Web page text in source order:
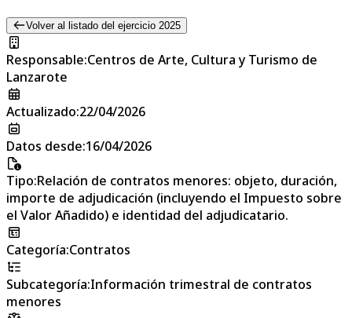
Volver al listado del ejercicio 2025
Responsable:Centros de Arte, Cultura y Turismo de
Lanzarote
Actualizado:22/04/2026
Datos desde:16/04/2026
Tipo:Relación de contratos menores: objeto, duración,
importe de adjudicación (incluyendo el Impuesto sobre
el Valor Añadido) e identidad del adjudicatario.
Categoría:Contratos
Subcategoría:Información trimestral de contratos
menores